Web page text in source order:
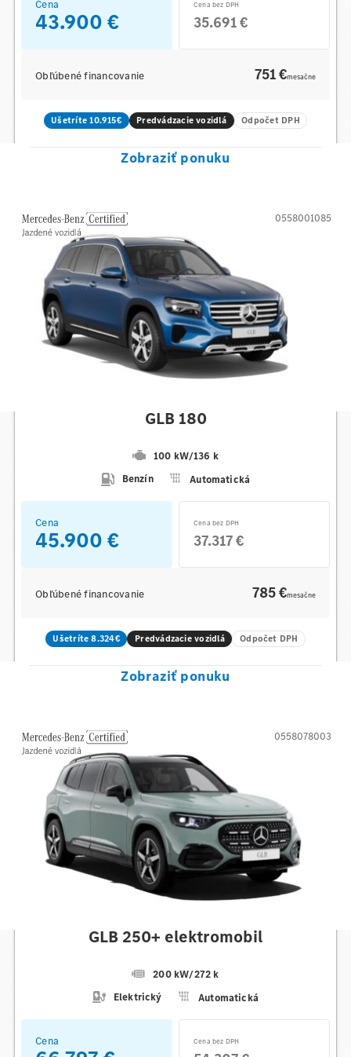
Cena
43.900 €
Cena bez DPH
35.691 €
Obľúbené financovanie 751 €mesačne
Ušetríte 10.915€ Predvádzacie vozidlá Odpočet DPH
Zobraziť ponuku
GLB 180
100 kW/136 k
Benzín
Automatická
0558001085
Cena
45.900 €
Cena bez DPH
37.317 €
Obľúbené financovanie 785 €mesačne
Ušetríte 8.324€ Predvádzacie vozidlá Odpočet DPH
Zobraziť ponuku
GLB 250+ elektromobil
200 kW/272 k
Elektrický
Automatická
0558078003
Cena Cena bez DPH